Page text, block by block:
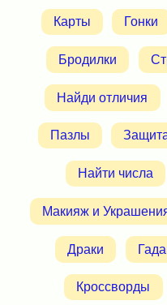
Карты Гонки
Бродилки
Найди отличия
Пазлы
Найти числа
Макияж и
Драки
Кроссворды